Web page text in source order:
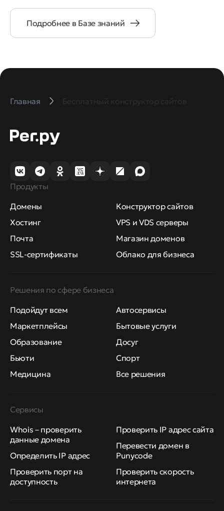
Подробнее в Базе знаний
Главная Бесплатный конструктор сайтов
Продукты
Домены
Хостинг
Почта
SSL-сертификаты
Конструктор сайтов
VPS и VDS серверы
Магазин доменов
Облако для бизнеса
Решения по сфере бизнеса
Подойдут всем
Маркетплейсы
Образование
Бьюти
Медицина
Автосервисы
Бытовые услуги
Досуг
Спорт
Все решения
Сервисы
Whois – проверить
данные домена
Определить IP адрес
Проверить порт на
доступность
Проверить IP адрес сайта
Перевести домен в
Punycode
Проверить скорость
интернета